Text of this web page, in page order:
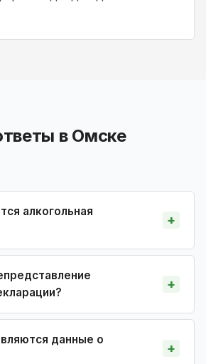
в Омске
алкогольная
данные о